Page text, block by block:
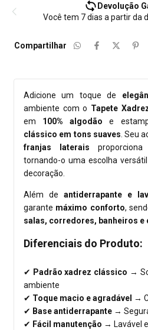
Devolução
Você tem 7 dias a partir da
Compartilhar
Adicione um toque de
ambiente com o Tapete
em 100% algodão e
clássico em tons suaves . Seu
franjas laterais
tornando-o uma escolha
decoração.
Além de antiderrapante e
garante máximo conforto,
salas, corredores, banheiros e
Diferenciais do Produto:
✔ Padrão xadrez clássico →
ambiente
✔ Toque macio e agradável →
✔ Base antiderrapante →
✔ Fácil manutenção → Lavável